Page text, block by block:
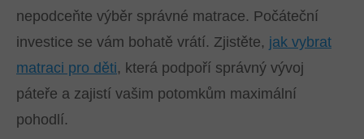
nepodceňte výběr správné matrace. Počáteční
investice se vám bohatě vrátí. Zjistěte, jak vybrat
matraci pro děti, která podpoří správný vývoj
páteře a zajistí vašim potomkům maximální
pohodlí.